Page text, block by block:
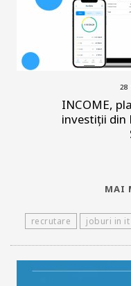
28
INCOME,
investiții din
MAI
recrutare joburi in it